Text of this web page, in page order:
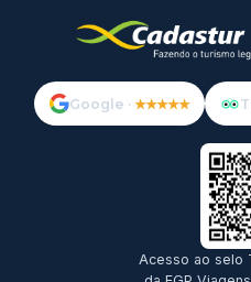
Google · ★★★★★
Acesso ao selo